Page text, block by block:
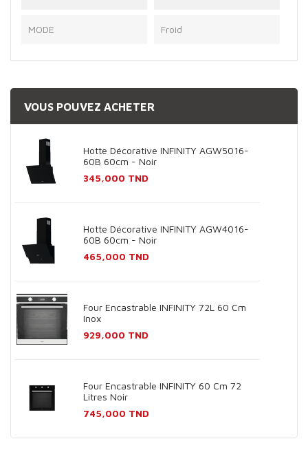
MODE Froid
VOUS POUVEZ ACHETER
Hotte Décorative INFINITY AGW5016-
60B 60cm - Noir
Prix
345,000 TND
Hotte Décorative INFINITY AGW4016-
60B 60cm - Noir
Prix
465,000 TND
Four Encastrable INFINITY 72L 60 Cm
Inox
Prix
929,000 TND
Four Encastrable INFINITY 60 Cm 72
Litres Noir
Prix
745,000 TND